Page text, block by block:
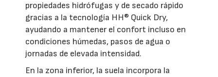
propiedades hidrófugas y de secado rápido
gracias a la tecnología HH® Quick Dry,
ayudando a mantener el confort incluso en
condiciones húmedas, pasos de agua o
jornadas de elevada intensidad.
En la zona inferior, la suela incorpora la